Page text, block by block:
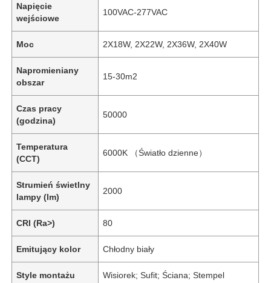
Napięcie
wejściowe
100VAC-277VAC
Moc 2X18W, 2X22W, 2X36W, 2X40W
Napromieniany
obszar
15-30m2
Czas pracy
(godzina)
50000
Temperatura
(CCT)
6000K （Światło dzienne）
Strumień świetlny
lampy (lm)
2000
CRI (Ra>) 80
Emitujący kolor Chłodny biały
Style montażu Wisiorek; Sufit; Ściana; Stempel